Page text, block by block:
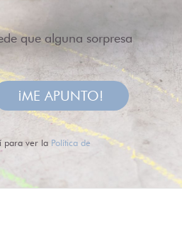
que alguna sorpresa
¡ME APUNTO!
para ver la Política de